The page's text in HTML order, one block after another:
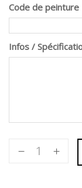
Code de peinture
Infos /
Cornière